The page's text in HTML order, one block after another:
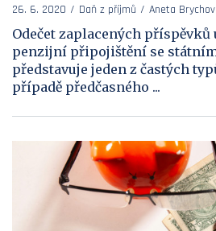
26. 6. 2020 Daň z příjmů Aneta
Odečet zaplacených příspěvků
penzijní připojištění se
představuje jeden z častých
případě předčasného ...